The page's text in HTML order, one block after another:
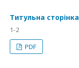
Титульна сторінка
1-2
PDF